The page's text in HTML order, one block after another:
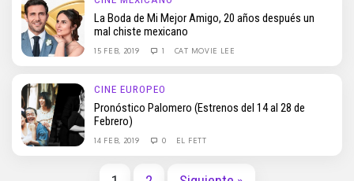
La Boda de Mi Mejor Amigo, 20 años después un
mal chiste mexicano
15 FEB, 2019 1 CAT MOVIE LEE
CINE EUROPEO
Pronóstico Palomero (Estrenos del 14 al 28 de
Febrero)
14 FEB, 2019 0 EL FETT